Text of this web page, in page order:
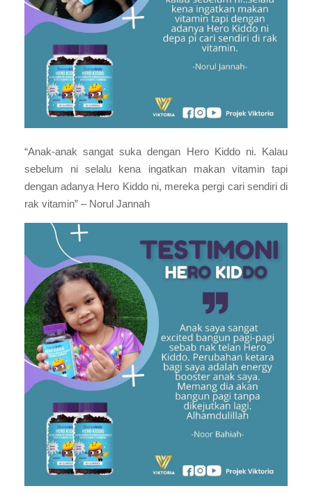
“Anak-anak sangat suka dengan Hero Kiddo ni. Kalau
sebelum ni selalu kena ingatkan makan vitamin tapi
dengan adanya Hero Kiddo ni, mereka pergi cari sendiri di
rak vitamin” – Norul Jannah